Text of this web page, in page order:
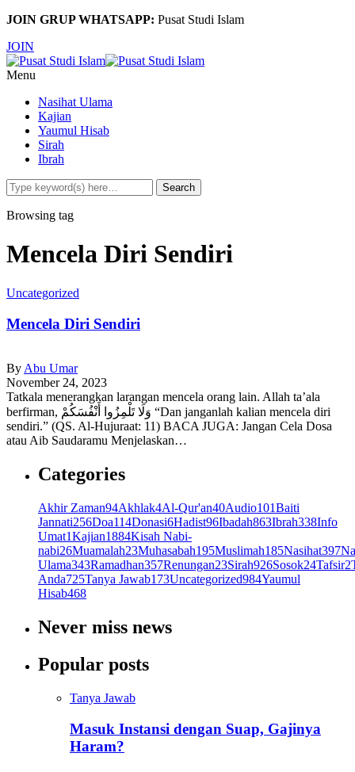
JOIN GRUP WHATSAPP: Pusat Studi Islam
JOIN
Menu
Nasihat Ulama
Kajian
Yaumul Hisab
Sirah
Ibrah
Browsing tag
Mencela Diri Sendiri
Uncategorized
Mencela Diri Sendiri
By Abu Umar
November 24, 2023
Tatkala menerangkan larangan mencela orang lain. Allah ta’ala
berfirman, وَلَا تَلْمِزُوا أَنْفُسَكُمْ “Dan janganlah kalian mencela diri
sendiri.” (QS. Al-Hujuraat: 11) BACA JUGA: Jangan Cela Dosa
atau Aib Saudaramu Menjelaskan…
Categories
Akhir Zaman94Akhlak4Al-Qur'an40Audio101Baiti
Jannati256Doa114Donasi6Hadist96Ibadah863Ibrah338Info
Umat1Kajian1884Kisah Nabi-
nabi26Muamalah23Muhasabah195Muslimah185Nasihat397
Ulama343Ramadhan357Renungan23Sirah926Sosok24Tafsir2
Anda725Tanya Jawab173Uncategorized984Yaumul
Hisab468
Never miss news
Popular posts
Tanya Jawab
Masuk Instansi dengan Suap, Gajinya
Haram?